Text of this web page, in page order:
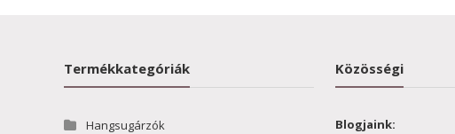
Termékkategóriák
Hangsugárzók
Közösségi
Blogjaink: